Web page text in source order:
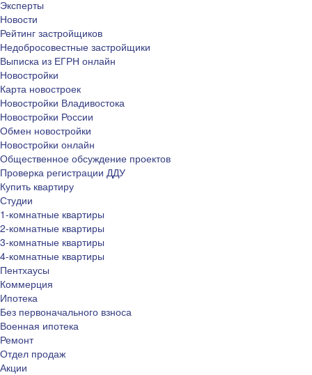
Эксперты
Новости
Рейтинг застройщиков
Недобросовестные застройщики
Выписка из ЕГРН онлайн
Новостройки
Карта новостроек
Новостройки Владивостока
Новостройки России
Обмен новостройки
Новостройки онлайн
Общественное обсуждение проектов
Проверка регистрации ДДУ
Купить квартиру
Студии
1-комнатные квартиры
2-комнатные квартиры
3-комнатные квартиры
4-комнатные квартиры
Пентхаусы
Коммерция
Ипотека
Без первоначального взноса
Военная ипотека
Ремонт
Отдел продаж
Акции